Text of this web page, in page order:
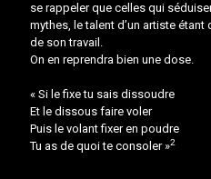
se rappeler que celles qui
mythes, le talent d’un artiste
de son travail.
On en reprendra bien une dose.
« Si le fixe tu sais dissoudre
Et le dissous faire voler
Puis le volant fixer en poudre
Tu as de quoi te consoler »2